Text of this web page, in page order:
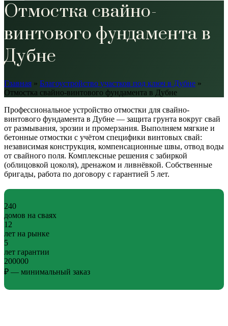
Отмостка свайно-
винтового фундамента в
Дубне
Главная » Благоустройство участков под ключ в Дубне »
Отмостка свайно-винтового фундамента в Дубне
Профессиональное устройство отмостки для свайно-
винтового фундамента в Дубне — защита грунта вокруг свай
от размывания, эрозии и промерзания. Выполняем мягкие и
бетонные отмостки с учётом специфики винтовых свай:
независимая конструкция, компенсационные швы, отвод воды
от свайного поля. Комплексные решения с забиркой
(облицовкой цоколя), дренажом и ливнёвкой. Собственные
бригады, работа по договору с гарантией 5 лет.
240
домов на сваях
12
лет на рынке
5
лет гарантии
200000
₽ — минимальный заказ